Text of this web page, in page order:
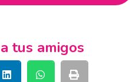
tus amigos